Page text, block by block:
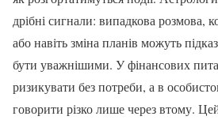
дрібні сигнали: випадкова розмова,
або навіть зміна планів можуть
бути уважнішими. У фінансових
ризикувати без потреби, а в
говорити різко лише через втому.